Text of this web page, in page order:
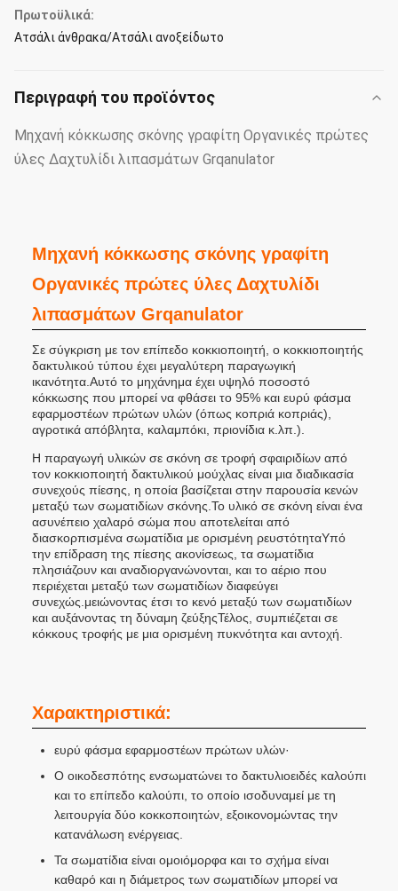
Πρωτοϋλικά:
Ατσάλι άνθρακα/Ατσάλι ανοξείδωτο
Περιγραφή του προϊόντος
Μηχανή κόκκωσης σκόνης γραφίτη Οργανικές πρώτες
ύλες Δαχτυλίδι λιπασμάτων Grqanulator
Μηχανή κόκκωσης σκόνης γραφίτη
Οργανικές πρώτες ύλες Δαχτυλίδι
λιπασμάτων Grqanulator
Σε σύγκριση με τον επίπεδο κοκκιοποιητή, ο κοκκιοποιητής
δακτυλικού τύπου έχει μεγαλύτερη παραγωγική
ικανότητα.Αυτό το μηχάνημα έχει υψηλό ποσοστό
κόκκωσης που μπορεί να φθάσει το 95% και ευρύ φάσμα
εφαρμοστέων πρώτων υλών (όπως κοπριά κοπριάς),
αγροτικά απόβλητα, καλαμπόκι, πριονίδια κ.λπ.).
Η παραγωγή υλικών σε σκόνη σε τροφή σφαιριδίων από
τον κοκκιοποιητή δακτυλικού μούχλας είναι μια διαδικασία
συνεχούς πίεσης, η οποία βασίζεται στην παρουσία κενών
μεταξύ των σωματιδίων σκόνης.Το υλικό σε σκόνη είναι ένα
ασυνέπειο χαλαρό σώμα που αποτελείται από
διασκορπισμένα σωματίδια με ορισμένη ρευστότηταΥπό
την επίδραση της πίεσης ακονίσεως, τα σωματίδια
πλησιάζουν και αναδιοργανώνονται, και το αέριο που
περιέχεται μεταξύ των σωματιδίων διαφεύγει
συνεχώς.μειώνοντας έτσι το κενό μεταξύ των σωματιδίων
και αυξάνοντας τη δύναμη ζεύξηςΤέλος, συμπιέζεται σε
κόκκους τροφής με μια ορισμένη πυκνότητα και αντοχή.
Χαρακτηριστικά:
ευρύ φάσμα εφαρμοστέων πρώτων υλών·
Ο οικοδεσπότης ενσωματώνει το δακτυλιοειδές καλούπι
και το επίπεδο καλούπι, το οποίο ισοδυναμεί με τη
λειτουργία δύο κοκκοποιητών, εξοικονομώντας την
κατανάλωση ενέργειας.
Τα σωματίδια είναι ομοιόμορφα και το σχήμα είναι
καθαρό και η διάμετρος των σωματιδίων μπορεί να